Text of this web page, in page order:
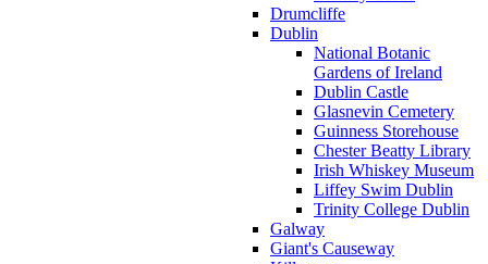
Drumcliffe
Dublin
National Botanic
Gardens of Ireland
Dublin Castle
Glasnevin Cemetery
Guinness Storehouse
Chester Beatty Library
Irish Whiskey Museum
Liffey Swim Dublin
Trinity College Dublin
Galway
Giant's Causeway